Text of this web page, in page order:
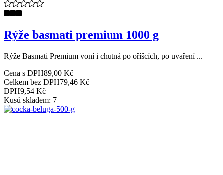
Rýže basmati premium 1000 g
Rýže Basmati Premium voní i chutná po oříšcích, po uvaření ...
Cena s DPH89,00 Kč
Celkem bez DPH79,46 Kč
DPH9,54 Kč
Kusů skladem: 7